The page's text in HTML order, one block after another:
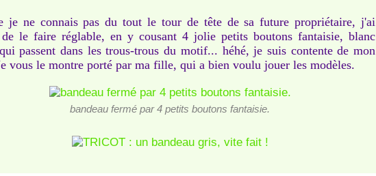
je ne connais pas du tout le tour de tête de sa future propriétaire, j'ai
de le faire réglable, en y cousant 4 jolie petits boutons fantaisie, blanc
passent dans les trous-trous du motif... héhé, je suis contente de mon
vous le montre porté par ma fille, qui a bien voulu jouer les modèles.
bandeau fermé par 4 petits boutons fantaisie.